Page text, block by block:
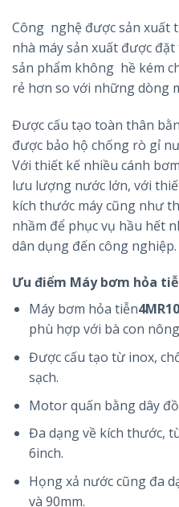
Công nghệ được sản xuất
nhà máy sản xuất được
sản phẩm không hề kém
rẻ hơn so với những dòng
Được cấu tạo toàn thân
được bảo hộ chống rò gỉ
Với thiết kế nhiều cánh
lưu lượng nước lớn, với
kích thước máy cũng như
nhầm để phục vụ hầu hết
dân dụng đến công nghiệp.
Ưu điểm Máy bơm hỏa
Máy bơm hỏa tiễn
phù hợp với bà con
Được cấu tạo từ inox,
sạch.
Motor quấn bằng dây
Đa dạng về kích thước,
6inch.
Họng xả nước cũng đa
và 90mm.